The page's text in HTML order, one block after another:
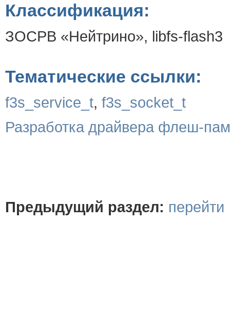
Классификация:
ЗОСРВ «Нейтрино», libfs-flash3
Тематические ссылки:
f3s_service_t, f3s_socket_t
Разработка драйвера флеш-
Предыдущий раздел: перейти